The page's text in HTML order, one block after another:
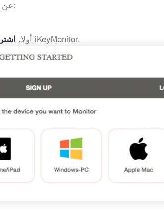
. تحقق من خطوات مراقبة رسائل WhatsApp عن بعد:
أولا، للحصول على نسخة تجريبية مجانية وتثبيت iKeyMonitor.